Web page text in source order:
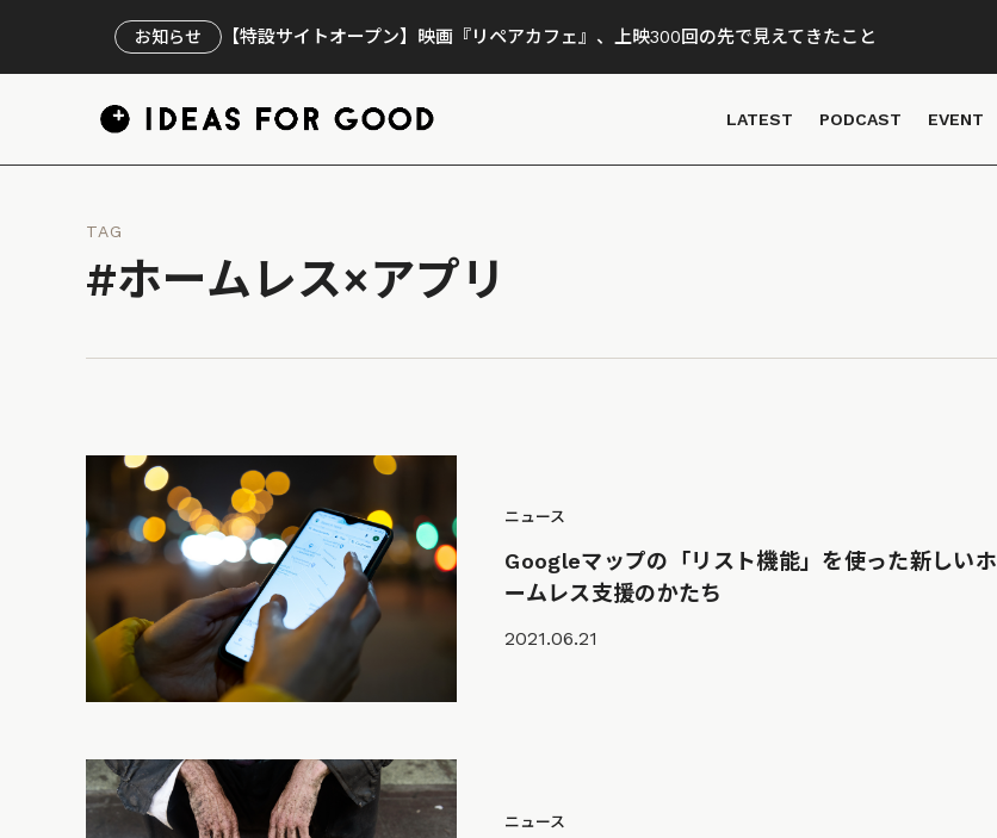
お知らせ 【特設サイトオープン】映画『リペアカフェ』、上映300回の先で見えてきたこと
LATEST PODCAST EVENT
TAG
#ホームレス×アプリ
ニュース
Googleマップの「リスト機能」を使った新しいホ
ームレス支援のかたち
2021.06.21
ニュース